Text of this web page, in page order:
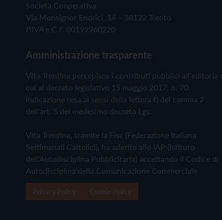
Società Cooperativa
Via Monsignor Endrici, 14 – 38122 Trento
P.IVA e C.F. 00199960220
Amministrazione trasparente
Vita Trentina percepisce i contributi pubblici all'editoria
cui al decreto legislativo 15 maggio 2017, n. 70.
Indicazione resa ai sensi della lettera f) del comma 2
dell'art. 5 del medesimo decreto Lgs.
Vita Trentina, tramite la Fisc (Federazione Italiana
Settimanali Cattolici), ha aderito allo IAP (Istituto
dell'Autodisciplina Pubblicitaria) accettando il Codice di
Autodisciplina della Comunicazione Commerciale